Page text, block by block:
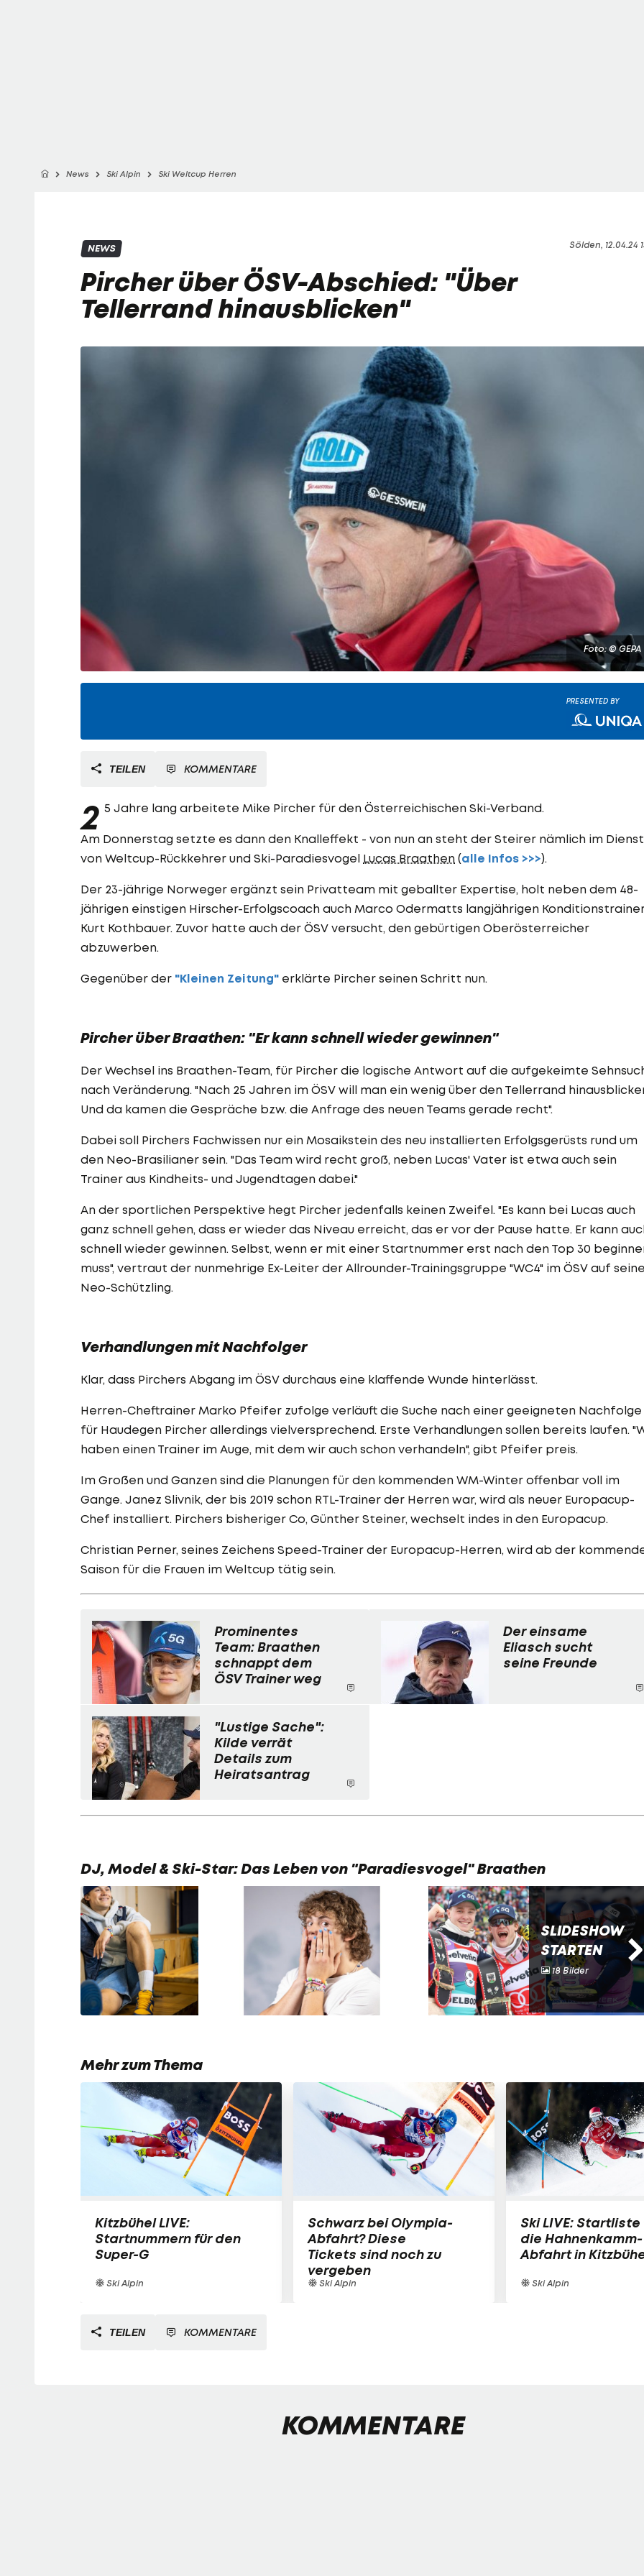
News Ski Alpin Ski Weltcup Herren
Sölden, 12.04.24
NEWS
Pircher über ÖSV-Abschied: "Über
Tellerrand hinausblicken"
Foto: © GEPA
PRESENTED BY
TEILEN KOMMENTARE
2 5 Jahre lang arbeitete Mike Pircher für den Österreichischen Ski-Verband.
Am Donnerstag setzte es dann den Knalleffekt - von nun an steht der Steirer nämlich im
von Weltcup-Rückkehrer und Ski-Paradiesvogel Lucas Braathen (alle Infos >>>).
Der 23-jährige Norweger ergänzt sein Privatteam mit geballter Expertise, holt neben dem 48-
jährigen einstigen Hirscher-Erfolgscoach auch Marco Odermatts langjährigen
Kurt Kothbauer. Zuvor hatte auch der ÖSV versucht, den gebürtigen Oberösterreicher
abzuwerben.
Gegenüber der "Kleinen Zeitung" erklärte Pircher seinen Schritt nun.
Pircher über Braathen: "Er kann schnell wieder gewinnen"
Der Wechsel ins Braathen-Team, für Pircher die logische Antwort auf die aufgekeimte
nach Veränderung. "Nach 25 Jahren im ÖSV will man ein wenig über den Tellerrand
Und da kamen die Gespräche bzw. die Anfrage des neuen Teams gerade recht".
Dabei soll Pirchers Fachwissen nur ein Mosaikstein des neu installierten Erfolgsgerüsts rund um
den Neo-Brasilianer sein. "Das Team wird recht groß, neben Lucas' Vater ist etwa auch sein
Trainer aus Kindheits- und Jugendtagen dabei."
An der sportlichen Perspektive hegt Pircher jedenfalls keinen Zweifel. "Es kann bei Lucas auch
ganz schnell gehen, dass er wieder das Niveau erreicht, das er vor der Pause hatte. Er kann
schnell wieder gewinnen. Selbst, wenn er mit einer Startnummer erst nach den Top 30
muss", vertraut der nunmehrige Ex-Leiter der Allrounder-Trainingsgruppe "WC4" im ÖSV auf
Neo-Schützling.
Verhandlungen mit Nachfolger
Klar, dass Pirchers Abgang im ÖSV durchaus eine klaffende Wunde hinterlässt.
Herren-Cheftrainer Marko Pfeifer zufolge verläuft die Suche nach einer geeigneten Nachfolge
für Haudegen Pircher allerdings vielversprechend. Erste Verhandlungen sollen bereits laufen.
haben einen Trainer im Auge, mit dem wir auch schon verhandeln", gibt Pfeifer preis.
Im Großen und Ganzen sind die Planungen für den kommenden WM-Winter offenbar voll im
Gange. Janez Slivnik, der bis 2019 schon RTL-Trainer der Herren war, wird als neuer Europacup-
Chef installiert. Pirchers bisheriger Co, Günther Steiner, wechselt indes in den Europacup.
Christian Perner, seines Zeichens Speed-Trainer der Europacup-Herren, wird ab der
Saison für die Frauen im Weltcup tätig sein.
Prominentes
Team: Braathen
schnappt dem
ÖSV Trainer weg
Der einsame
Eliasch sucht
seine Freunde
"Lustige Sache":
Kilde verrät
Details zum
Heiratsantrag
DJ, Model & Ski-Star: Das Leben von "Paradiesvogel" Braathen
SLIDESHOW
STARTEN
18 Bilder
Mehr zum Thema
Kitzbühel LIVE:
Startnummern für den
Super-G
Ski Alpin
Schwarz bei Olympia-
Abfahrt? Diese
Tickets sind noch zu
vergeben
Ski Alpin
Ski LIVE: Startliste
die Hahnenkamm-
Abfahrt in
Ski Alpin
TEILEN KOMMENTARE
KOMMENTARE